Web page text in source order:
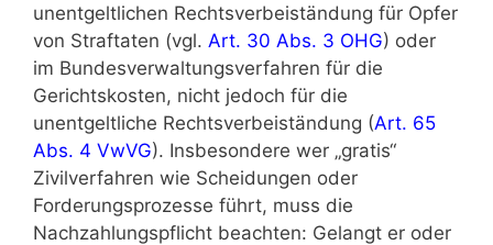
unentgeltlichen Rechtsverbeiständung für Opfer
von Straftaten (vgl. Art. 30 Abs. 3 OHG) oder
im Bundesverwaltungsverfahren für die
Gerichtskosten, nicht jedoch für die
unentgeltliche Rechtsverbeiständung (Art. 65
Abs. 4 VwVG). Insbesondere wer „gratis“
Zivilverfahren wie Scheidungen oder
Forderungsprozesse führt, muss die
Nachzahlungspflicht beachten: Gelangt er oder